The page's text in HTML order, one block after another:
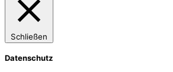
Schließen
Datenschutz